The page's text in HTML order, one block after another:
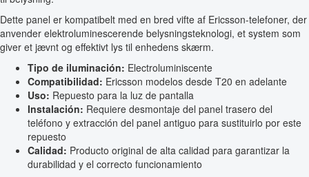
Dette panel er kompatibelt med en bred vifte af Ericsson-telefoner, der
anvender elektroluminescerende belysningsteknologi, et system som
giver et jævnt og effektivt lys til enhedens skærm.
Tipo de iluminación: Electroluminiscente
Compatibilidad: Ericsson modelos desde T20 en adelante
Uso: Repuesto para la luz de pantalla
Instalación: Requiere desmontaje del panel trasero del
teléfono y extracción del panel antiguo para sustituirlo por este
repuesto
Calidad: Producto original de alta calidad para garantizar la
durabilidad y el correcto funcionamiento